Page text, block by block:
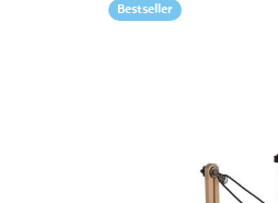
Bestseller